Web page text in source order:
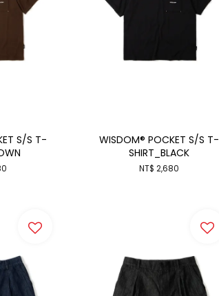
S/S T-
WISDOM® POCKET S/S T-
SHIRT_BLACK
NT$ 2,680